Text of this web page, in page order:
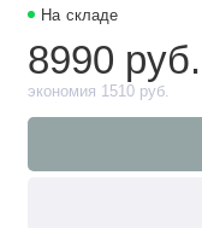
На складе
8990 руб.
экономия 1510 руб.